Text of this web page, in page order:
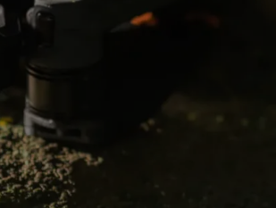
DRONE DJI AIR 2S FLY MORE
COMBO Anatel